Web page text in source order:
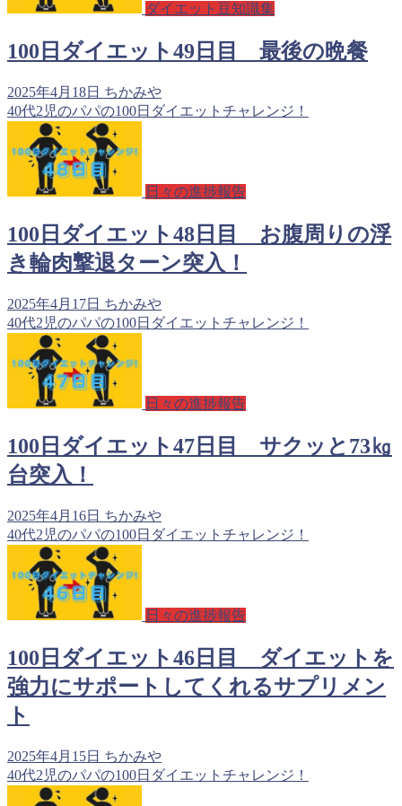
ダイエット豆知識集
100日ダイエット49日目 最後の晩餐
2025年4月18日 ちかみや
40代2児のパパの100日ダイエットチャレンジ！
日々の進捗報告
100日ダイエット48日目 お腹周りの浮
き輪肉撃退ターン突入！
2025年4月17日 ちかみや
40代2児のパパの100日ダイエットチャレンジ！
日々の進捗報告
100日ダイエット47日目 サクッと73㎏
台突入！
2025年4月16日 ちかみや
40代2児のパパの100日ダイエットチャレンジ！
日々の進捗報告
100日ダイエット46日目 ダイエットを
強力にサポートしてくれるサプリメン
ト
2025年4月15日 ちかみや
40代2児のパパの100日ダイエットチャレンジ！